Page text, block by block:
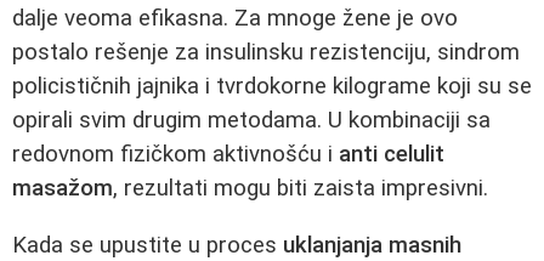
dalje veoma efikasna. Za mnoge žene je ovo
postalo rešenje za insulinsku rezistenciju, sindrom
policističnih jajnika i tvrdokorne kilograme koji su se
opirali svim drugim metodama. U kombinaciji sa
redovnom fizičkom aktivnošću i anti celulit
masažom, rezultati mogu biti zaista impresivni.
Kada se upustite u proces uklanjanja masnih